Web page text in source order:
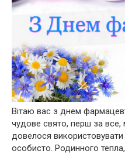
Вітаю вас з днем
чудове свято, перш за все,
довелося використовувати
особисто. Родинного